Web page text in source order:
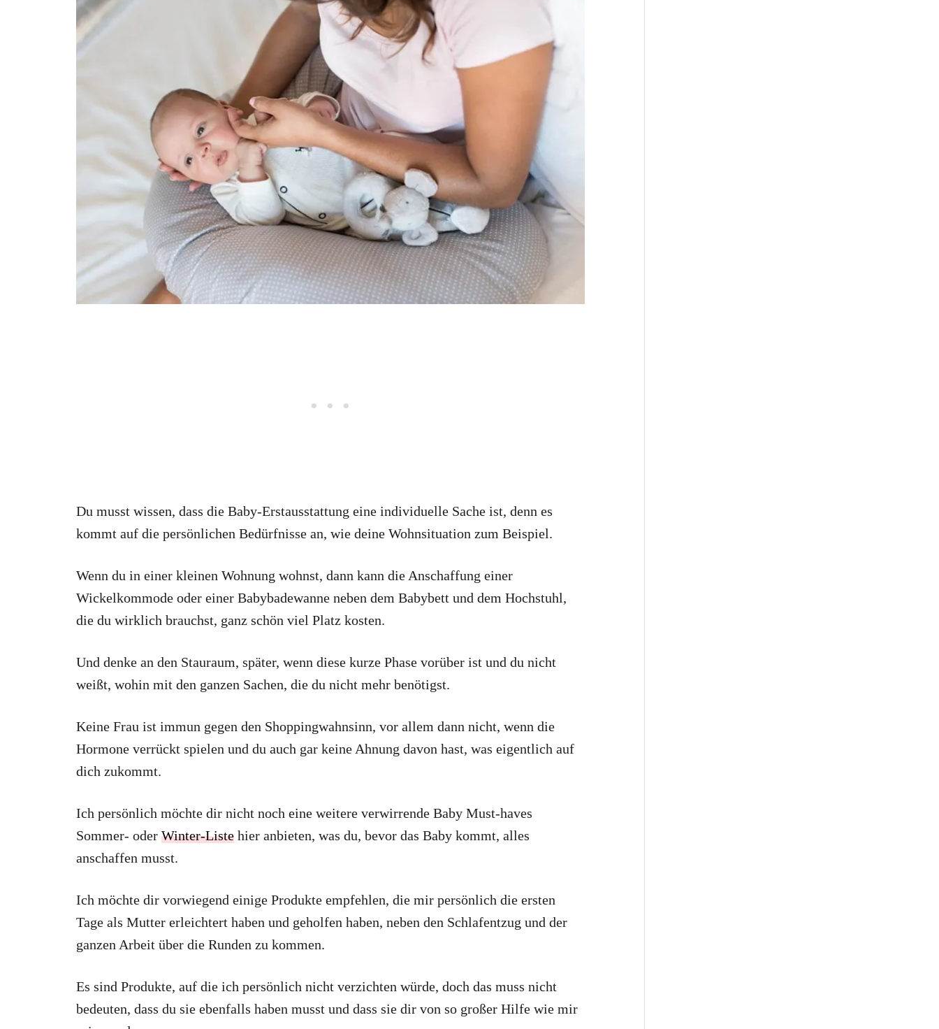
Du musst wissen, dass die Baby-Erstausstattung eine individuelle Sache ist, denn es
kommt auf die persönlichen Bedürfnisse an, wie deine Wohnsituation zum Beispiel.
Wenn du in einer kleinen Wohnung wohnst, dann kann die Anschaffung einer
Wickelkommode oder einer Babybadewanne neben dem Babybett und dem Hochstuhl,
die du wirklich brauchst, ganz schön viel Platz kosten.
Und denke an den Stauraum, später, wenn diese kurze Phase vorüber ist und du nicht
weißt, wohin mit den ganzen Sachen, die du nicht mehr benötigst.
Keine Frau ist immun gegen den Shoppingwahnsinn, vor allem dann nicht, wenn die
Hormone verrückt spielen und du auch gar keine Ahnung davon hast, was eigentlich auf
dich zukommt.
Ich persönlich möchte dir nicht noch eine weitere verwirrende Baby Must-haves
Sommer- oder Winter-Liste hier anbieten, was du, bevor das Baby kommt, alles
anschaffen musst.
Ich möchte dir vorwiegend einige Produkte empfehlen, die mir persönlich die ersten
Tage als Mutter erleichtert haben und geholfen haben, neben den Schlafentzug und der
ganzen Arbeit über die Runden zu kommen.
Es sind Produkte, auf die ich persönlich nicht verzichten würde, doch das muss nicht
bedeuten, dass du sie ebenfalls haben musst und dass sie dir von so großer Hilfe wie mir